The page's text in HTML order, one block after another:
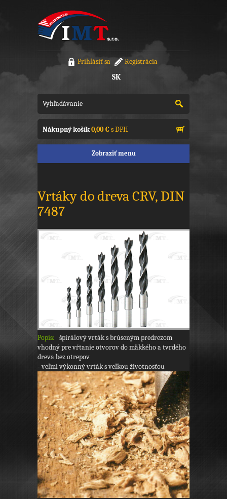
Prihlásiť sa Registrácia
SK
Nákupný košík0,00 €s DPH
Zobraziť menu
Vrtáky do dreva CRV, DIN
7487
Popis: špirálový vrták s brúseným predrezom
vhodný pre vŕtanie otvorov do mäkkého a tvrdého
dreva bez otrepov
- veľmi výkonný vrták s veľkou životnosťou